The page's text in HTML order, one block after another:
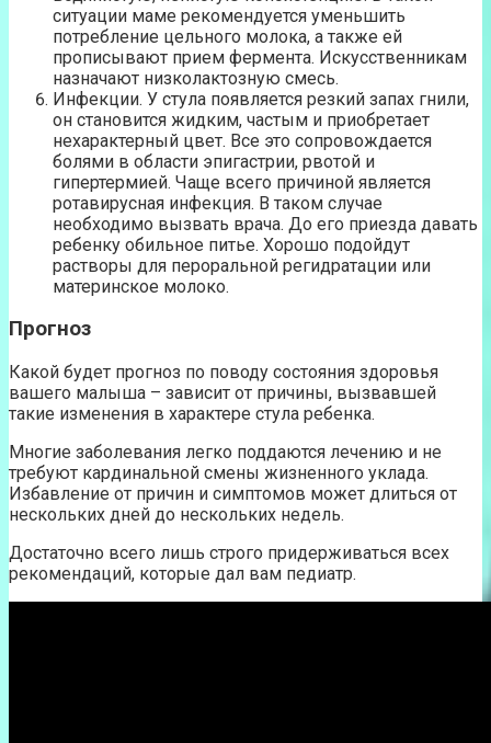
ситуации маме рекомендуется уменьшить
потребление цельного молока, а также ей
прописывают прием фермента. Искусственникам
назначают низколактозную смесь.
Инфекции. У стула появляется резкий запах гнили,
он становится жидким, частым и приобретает
нехарактерный цвет. Все это сопровождается
болями в области эпигастрии, рвотой и
гипертермией. Чаще всего причиной является
ротавирусная инфекция. В таком случае
необходимо вызвать врача. До его приезда давать
ребенку обильное питье. Хорошо подойдут
растворы для пероральной регидратации или
материнское молоко.
Прогноз
Какой будет прогноз по поводу состояния здоровья
вашего малыша – зависит от причины, вызвавшей
такие изменения в характере стула ребенка.
Многие заболевания легко поддаются лечению и не
требуют кардинальной смены жизненного уклада.
Избавление от причин и симптомов может длиться от
нескольких дней до нескольких недель.
Достаточно всего лишь строго придерживаться всех
рекомендаций, которые дал вам педиатр.